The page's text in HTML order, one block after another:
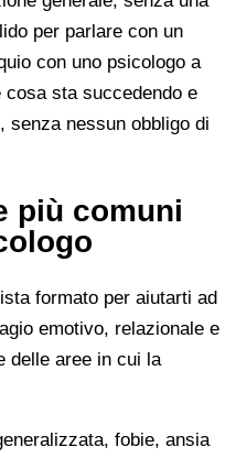
per parlare con un
con uno psicologo a
sta succedendo e
senza nessun obbligo di
più comuni
formato per aiutarti ad
emotivo, relazionale e
delle aree in cui la
fobie, ansia